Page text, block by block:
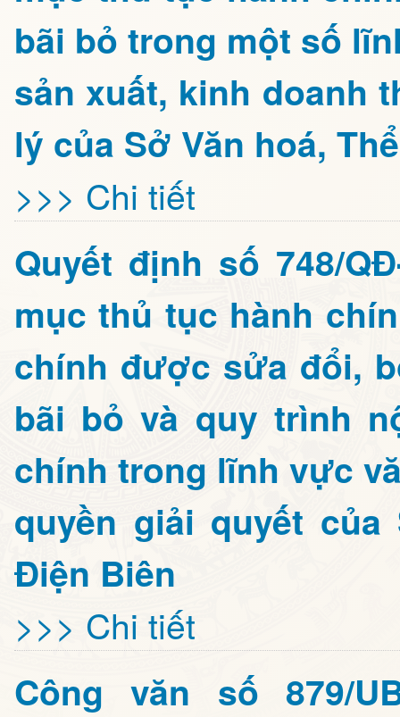
bãi bỏ trong một số
sản xuất, kinh doanh
lý của Sở Văn hoá,
>>> Chi tiết
Quyết định số 748/
mục thủ tục hành
chính được sửa đổi,
bãi bỏ và quy trình
chính trong lĩnh vực
quyền giải quyết
Điện Biên
>>> Chi tiết
Công văn số 879/